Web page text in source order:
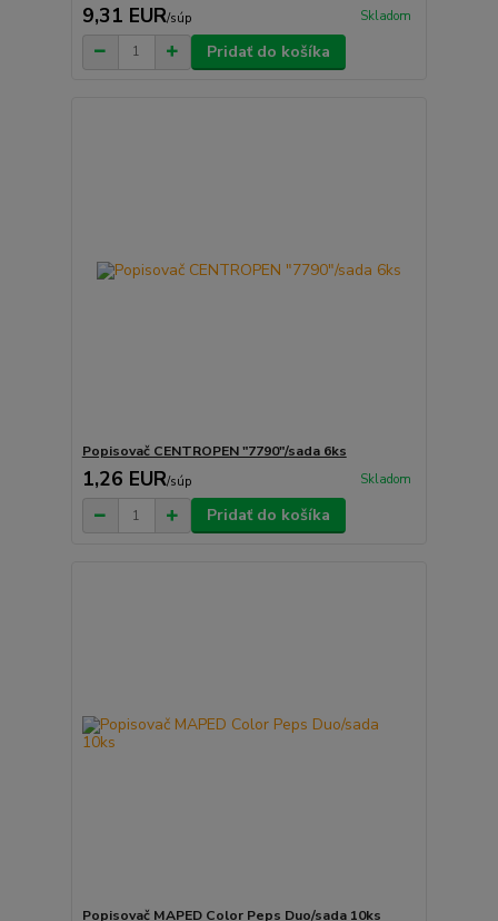
9,31 EUR/súp Skladom
Pridať do košíka
Popisovač CENTROPEN "7790"/sada 6ks
1,26 EUR/súp Skladom
Pridať do košíka
Popisovač MAPED Color Peps Duo/sada 10ks